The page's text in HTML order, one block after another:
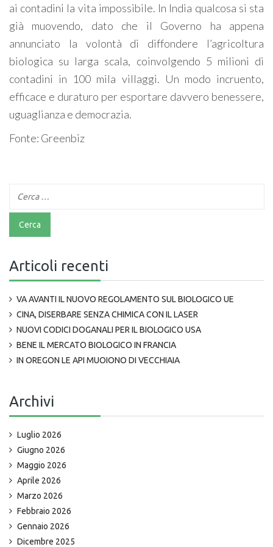
ai contadini la vita impossibile. In India qualcosa si sta
già muovendo, dato che il Governo ha appena
annunciato la volontà di diffondere l’agricoltura
biologica su larga scala, coinvolgendo 5 milioni di
contadini in 100 mila villaggi. Un modo incruento,
efficace e duraturo per esportare davvero benessere,
uguaglianza e democrazia.
Fonte: Greenbiz
Articoli recenti
VA AVANTI IL NUOVO REGOLAMENTO SUL BIOLOGICO UE
CINA, DISERBARE SENZA CHIMICA CON IL LASER
NUOVI CODICI DOGANALI PER IL BIOLOGICO USA
BENE IL MERCATO BIOLOGICO IN FRANCIA
IN OREGON LE API MUOIONO DI VECCHIAIA
Archivi
Luglio 2026
Giugno 2026
Maggio 2026
Aprile 2026
Marzo 2026
Febbraio 2026
Gennaio 2026
Dicembre 2025